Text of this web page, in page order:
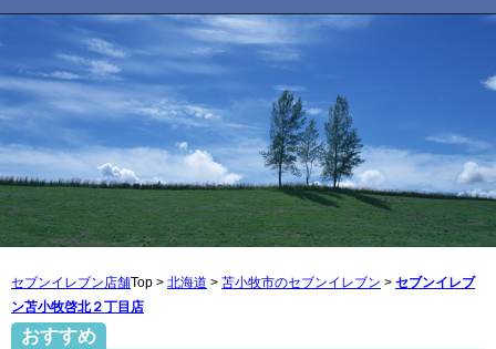
セブンイレブン店舗Top > 北海道 > 苫小牧市のセブンイレブン > セブンイレブ
ン苫小牧啓北２丁目店
おすすめ